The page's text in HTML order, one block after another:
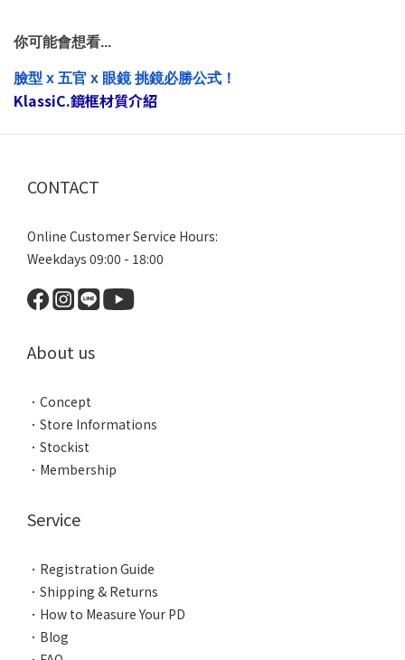
你可能會想看...
臉型 x 五官 x 眼鏡 挑鏡必勝公式！
KlassiC.鏡框材質介紹
CONTACT
Online Customer Service Hours:
Weekdays 09:00 - 18:00
About us
． Concept
． Store Informations
． Stockist
． Membership
Service
． Registration Guide
． Shipping & Returns
． How to Measure Your PD
． Blog